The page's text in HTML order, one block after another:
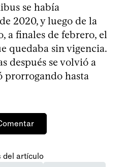
se había
2020, y luego de la
a finales de febrero, el
quedaba sin vigencia.
después se volvió a
prorrogando hasta
del artículo